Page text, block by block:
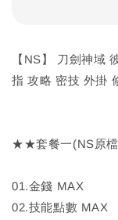
【NS】 刀劍神域
指 攻略 密技 外掛
★★套餐一(NS原
01.金錢 MAX
02.技能點數 MAX